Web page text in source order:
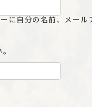
に自分の名前、メール